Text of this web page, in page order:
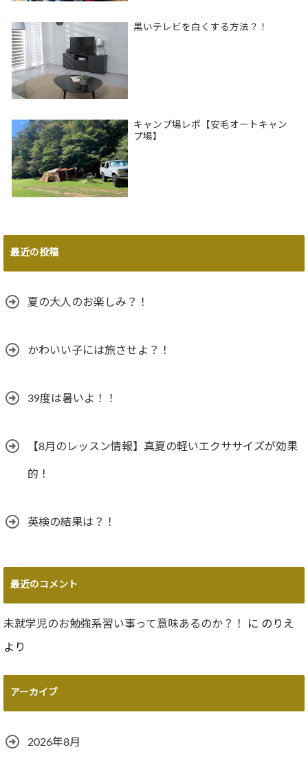
黒いテレビを白くする方法？！
キャンプ場レポ【安毛オートキャン
プ場】
最近の投稿
夏の大人のお楽しみ？！
かわいい子には旅させよ？！
39度は暑いよ！！
【8月のレッスン情報】真夏の軽いエクササイズが効果
的！
英検の結果は？！
最近のコメント
未就学児のお勉強系習い事って意味あるのか？！ に のりえ
より
アーカイブ
2026年8月